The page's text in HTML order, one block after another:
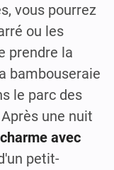
vous pourrez
ou les
prendre la
bambouseraie
le parc des
une nuit
avec
petit-